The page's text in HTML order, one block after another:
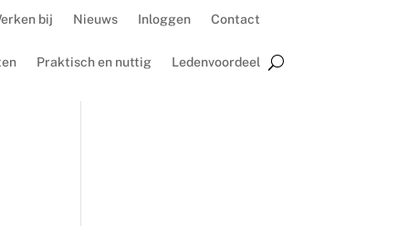
bij Nieuws Inloggen Contact
Praktisch en nuttig Ledenvoordeel